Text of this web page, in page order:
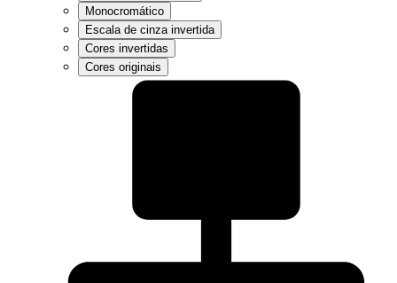
Monocromático
Escala de cinza invertida
Cores invertidas
Cores originais